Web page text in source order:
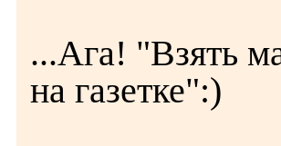
...Ага! "Взять
на газетке":)